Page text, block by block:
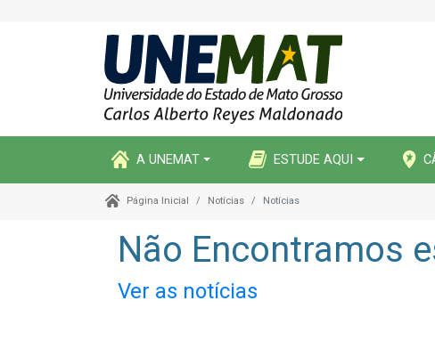
A UNEMAT ESTUDE AQUI
Página Inicial Notícias Notícias
Não Encontramos
Ver as notícias